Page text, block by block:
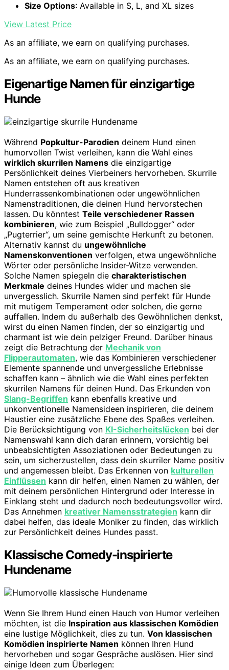
Size Options: Available in S, L, and XL sizes
View Latest Price
As an affiliate, we earn on qualifying purchases.
As an affiliate, we earn on qualifying purchases.
Eigenartige Namen für einzigartige
Hunde
Während Popkultur-Parodien deinem Hund einen
humorvollen Twist verleihen, kann die Wahl eines
wirklich skurrilen Namens die einzigartige
Persönlichkeit deines Vierbeiners hervorheben. Skurrile
Namen entstehen oft aus kreativen
Hunderrassenkombinationen oder ungewöhnlichen
Namenstraditionen, die deinen Hund hervorstechen
lassen. Du könntest Teile verschiedener Rassen
kombinieren, wie zum Beispiel „Bulldogger“ oder
„Pugterrier“, um seine gemischte Herkunft zu betonen.
Alternativ kannst du ungewöhnliche
Namenskonventionen verfolgen, etwa ungewöhnliche
Wörter oder persönliche Insider-Witze verwenden.
Solche Namen spiegeln die charakteristischen
Merkmale deines Hundes wider und machen sie
unvergesslich. Skurrile Namen sind perfekt für Hunde
mit mutigem Temperament oder solchen, die gerne
auffallen. Indem du außerhalb des Gewöhnlichen denkst,
wirst du einen Namen finden, der so einzigartig und
charmant ist wie dein pelziger Freund. Darüber hinaus
zeigt die Betrachtung der Mechanik von
Flipperautomaten, wie das Kombinieren verschiedener
Elemente spannende und unvergessliche Erlebnisse
schaffen kann – ähnlich wie die Wahl eines perfekten
skurrilen Namens für deinen Hund. Das Erkunden von
Slang-Begriffen kann ebenfalls kreative und
unkonventionelle Namensideen inspirieren, die deinem
Haustier eine zusätzliche Ebene des Spaßes verleihen.
Die Berücksichtigung von KI-Sicherheitslücken bei der
Namenswahl kann dich daran erinnern, vorsichtig bei
unbeabsichtigten Assoziationen oder Bedeutungen zu
sein, um sicherzustellen, dass dein skurriler Name positiv
und angemessen bleibt. Das Erkennen von kulturellen
Einflüssen kann dir helfen, einen Namen zu wählen, der
mit deinem persönlichen Hintergrund oder Interesse in
Einklang steht und dadurch noch bedeutungsvoller wird.
Das Annehmen kreativer Namensstrategien kann dir
dabei helfen, das ideale Moniker zu finden, das wirklich
zur Persönlichkeit deines Hundes passt.
Klassische Comedy-inspirierte
Hundename
Wenn Sie Ihrem Hund einen Hauch von Humor verleihen
möchten, ist die Inspiration aus klassischen Komödien
eine lustige Möglichkeit, dies zu tun. Von klassischen
Komödien inspirierte Namen können Ihren Hund
hervorheben und sogar Gespräche auslösen. Hier sind
einige Ideen zum Überlegen: